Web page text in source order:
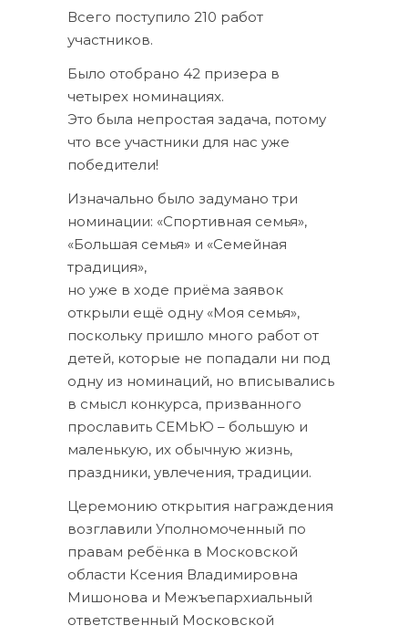
Всего поступило 210 работ
участников.
Было отобрано 42 призера в
четырех номинациях.
Это была непростая задача, потому
что все участники для нас уже
победители!
Изначально было задумано три
номинации: «Спортивная семья»,
«Большая семья» и «Семейная
традиция»,
но уже в ходе приёма заявок
открыли ещё одну «Моя семья»,
поскольку пришло много работ от
детей, которые не попадали ни под
одну из номинаций, но вписывались
в смысл конкурса, призванного
прославить СЕМЬЮ – большую и
маленькую, их обычную жизнь,
праздники, увлечения, традиции.
Церемонию открытия награждения
возглавили Уполномоченный по
правам ребёнка в Московской
области Ксения Владимировна
Мишонова и Межъепархиальный
ответственный Московской